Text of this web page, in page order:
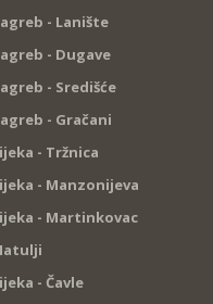
- Lanište
- Dugave
- Središće
- Gračani
- Tržnica
- Manzonijeva
- Martinkovac
- Čavle